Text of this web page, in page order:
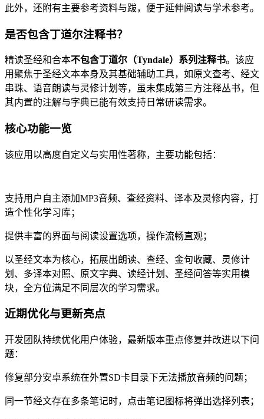
此外，还附有主要参考资料与跋，便于延伸阅读与学术参考。
是否包含丁道尔注释书？
精读圣经和合本不包含丁道尔（Tyndale）系列注释书。该应
用聚焦于圣经文本本身及其基础辅助工具，如原文查考、经文
串珠、语音朗读与灵修计划等，虽未集成第三方注释丛书，但
其内置的注解与字典已能有效支持日常研读需求。
核心功能一览
该应用以高度自定义与实用性著称，主要功能包括：
支持用户自主添加MP3音频、查经资料、译本及灵修内容，打
造个性化学习库；
提供丰富的界面与阅读设置选项，操作流畅直观；
以圣经文本为核心，拓展出朗读、查经、金句收藏、灵修计
划、多译本对照、原文字典、读经计划、圣经问答等实用模
块，全方位满足不同层次的学习需求。
近期优化与更新亮点
开发团队持续优化用户体验，最新版本重点修复并改进以下问
题：
修复部分安卓系统在外置SD卡目录下无法播放音频的问题；
同一节经文存在多条笔记时，点击笔记图标将弹出选择列表；